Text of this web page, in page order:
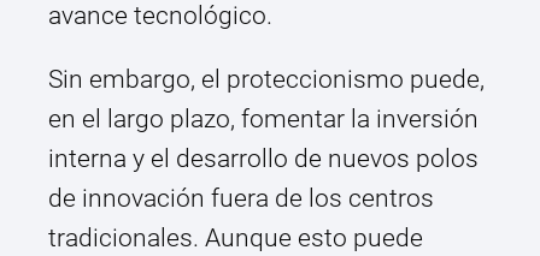
avance tecnológico.
Sin embargo, el proteccionismo puede,
en el largo plazo, fomentar la inversión
interna y el desarrollo de nuevos polos
de innovación fuera de los centros
tradicionales. Aunque esto puede